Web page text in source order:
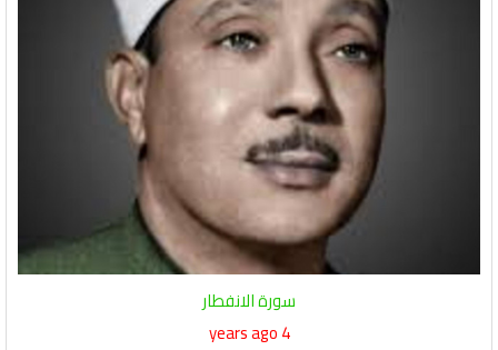
سورة الانفطار
4 years ago